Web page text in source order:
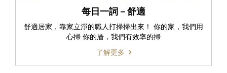
每日一詞－舒適
舒適居家，靠家立淨的職人打掃掃出來！ 你的家，我們用
心掃 你的厝，我們有效率的掃
了解更多